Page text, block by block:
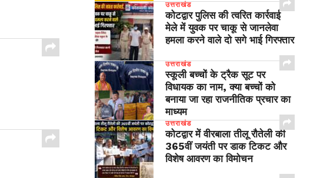
उत्तराखंड
कोटद्वार पुलिस की त्वरित कार्रवाई
मेले में युवक पर चाकू से जानलेवा
हमला करने वाले दो सगे भाई गिरफ्तार
उत्तराखंड
स्कूली बच्चों के ट्रैक सूट पर
विधायक का नाम, क्या बच्चों को
बनाया जा रहा राजनीतिक प्रचार का
माध्यम
उत्तराखंड
कोटद्वार में वीरबाला तीलू रौतेली की
365वीं जयंती पर डाक टिकट और
विशेष आवरण का विमोचन